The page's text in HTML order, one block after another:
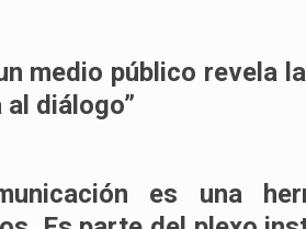
medio público revela
al diálogo”
es una